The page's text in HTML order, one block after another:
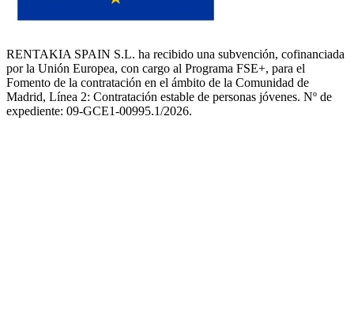
RENTAKIA SPAIN S.L. ha recibido una subvención, cofinanciada
por la Unión Europea, con cargo al Programa FSE+, para el
Fomento de la contratación en el ámbito de la Comunidad de
Madrid, Línea 2: Contratación estable de personas jóvenes. Nº de
expediente: 09-GCE1-00995.1/2026.